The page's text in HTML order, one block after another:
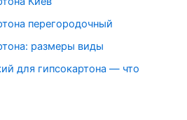
перегородочный
размеры виды
для гипсокартона — что